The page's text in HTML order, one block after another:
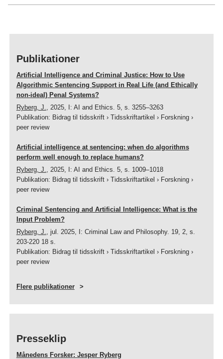
Publikationer
Artificial Intelligence and Criminal Justice: How to Use
Algorithmic Sentencing Support in Real Life (and Ethically
non-ideal) Penal Systems?
Ryberg, J.
2025, I: AI and Ethics. 5, s. 3255–3263
Publikation: Bidrag til tidsskrift› Tidsskriftartikel › Forskning›
peer review
Artificial intelligence at sentencing: when do algorithms
perform well enough to replace humans?
Ryberg, J.
2025, I: AI and Ethics. 5, s. 1009–1018
Publikation: Bidrag til tidsskrift› Tidsskriftartikel › Forskning›
peer review
Criminal Sentencing and Artificial Intelligence: What is the
Input Problem?
Ryberg, J.
jul. 2025, I: Criminal Law and Philosophy. 19, 2, s.
203-220 18 s.
Publikation: Bidrag til tidsskrift› Tidsskriftartikel › Forskning›
peer review
Flere publikationer
Presseklip
Månedens Forsker: Jesper Ryberg